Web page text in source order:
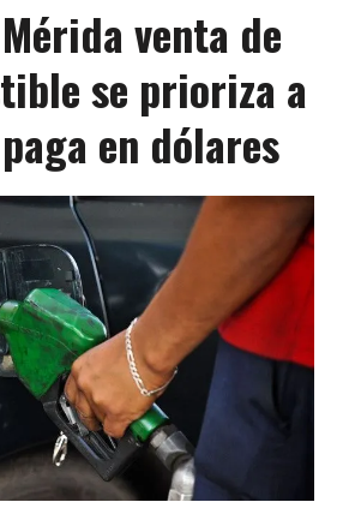
venta de
se prioriza a
en dólares